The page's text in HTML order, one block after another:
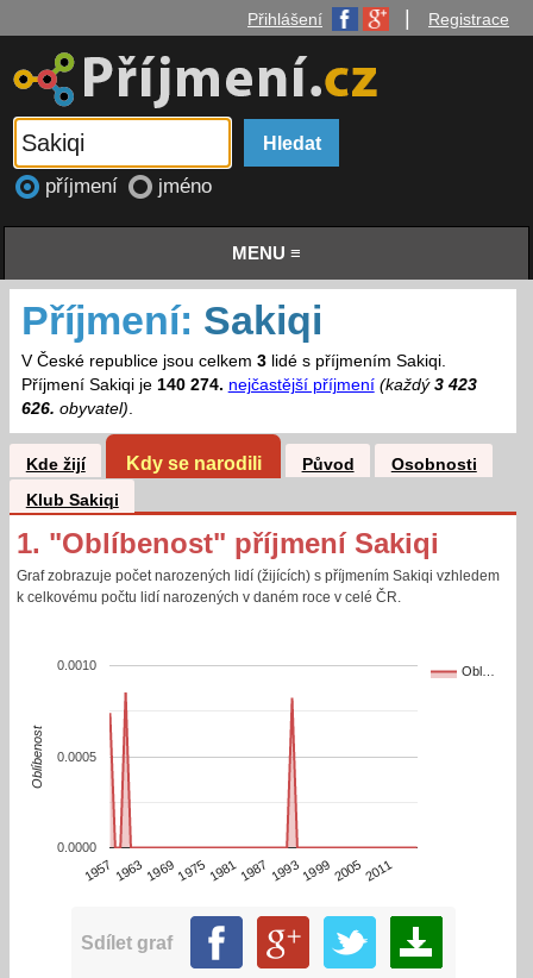
Přihlášení Registrace
příjmení jméno
MENU ≡
Příjmení: Sakiqi
V České republice jsou celkem 3lidé s příjmením Sakiqi.
Příjmení Sakiqi je 140 274. nejčastější příjmení (každý 3 423
626. obyvatel).
Kde žijí Kdy se narodili Původ
Osobnosti
Klub Sakiqi
1. "Oblíbenost" příjmení Sakiqi
Graf zobrazuje počet narozených lidí (žijících) s příjmením Sakiqi vzhledem
k celkovému počtu lidí narozených v daném roce v celé ČR.
Obl…
1957 196319691975 19811987 1993199920052011
0.0000
0.0005
0.0010
Oblíbenost
Sdílet graf